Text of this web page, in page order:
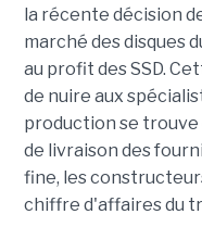
la récente décision
marché des disques
au profit des SSD.
de nuire aux
production se
de livraison des
fine, les
chiffre d'affaires du